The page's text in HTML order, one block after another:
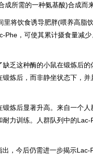
所需的一种氨基酸)合成而来
将饮食诱导肥胖(喂养高脂
Phe，可使其累计摄食量减
这种酶的小鼠在锻炼后的
炼后，而非静坐状态下，
后显著升高。来自一个人
力训练。人群队列中的
，今后仍需进一步揭示Lac-